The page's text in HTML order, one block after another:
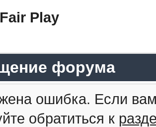
Play
форума
ошибка. Если
обратиться к